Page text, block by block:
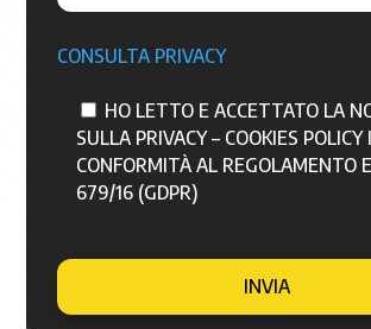
CONSULTA PRIVACY
HO LETTO E ACCETTATO LA
SULLA PRIVACY – COOKIES POLICY
CONFORMITÀ AL REGOLAMENTO
679/16 (GDPR)
INVIA